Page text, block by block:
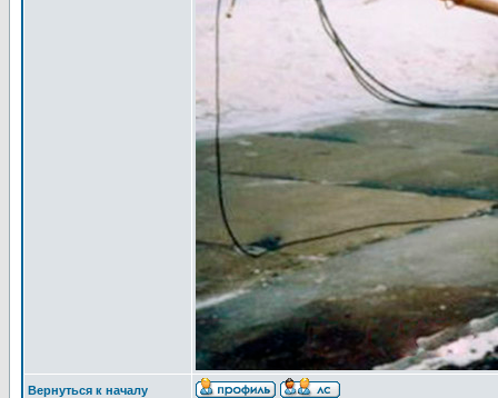
Вернуться к началу